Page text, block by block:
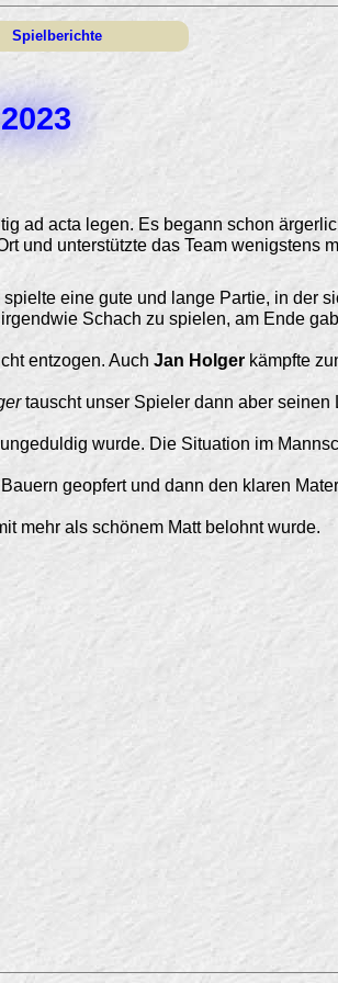
Spielberichte
ad acta legen. Es begann schon
und unterstützte das Team wenigstens
spielte eine gute und lange Partie, in der
Schach zu spielen, am Ende
entzogen. Auch Jan Holger kämpfte
tauscht unser Spieler dann aber seinen
wurde. Die Situation im
geopfert und dann den klaren
mehr als schönem Matt belohnt wurde.